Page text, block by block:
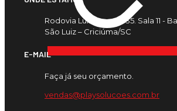
Rodovia Luiz Rosso, 435. Sala 11 -
São Luiz – Criciúma/SC
E-MAIL
Faça já seu orçamento.
vendas@playsolucoes.com.br